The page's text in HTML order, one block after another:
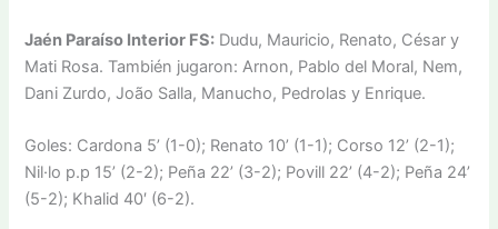
Jaén Paraíso Interior FS: Dudu, Mauricio, Renato, César y
Mati Rosa. También jugaron: Arnon, Pablo del Moral, Nem,
Dani Zurdo, João Salla, Manucho, Pedrolas y Enrique.
Goles: Cardona 5’ (1-0); Renato 10’ (1-1); Corso 12’ (2-1);
Nil·lo p.p 15’ (2-2); Peña 22’ (3-2); Povill 22’ (4-2); Peña 24’
(5-2); Khalid 40′ (6-2).